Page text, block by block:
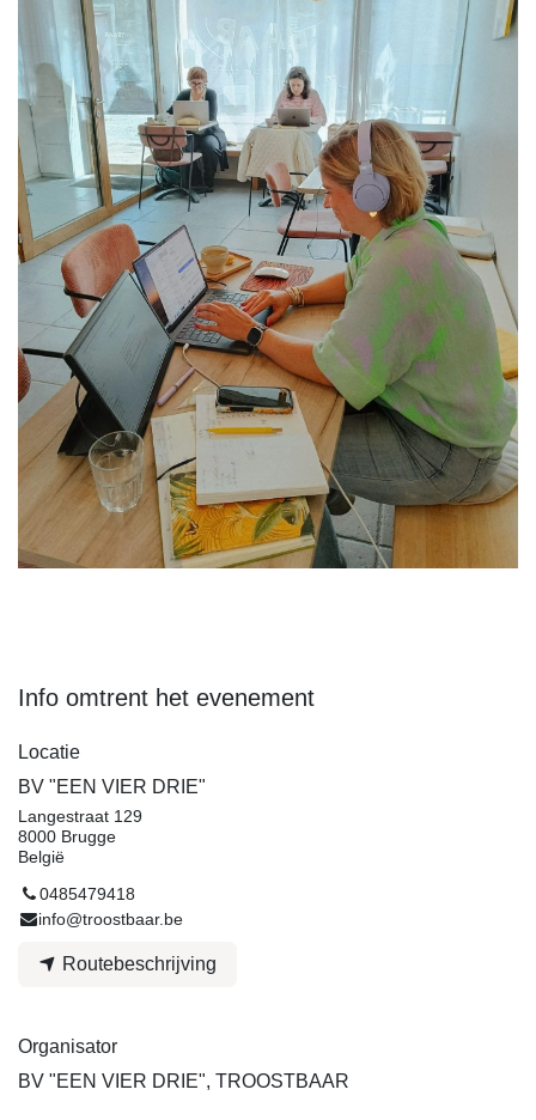
Info omtrent het evenement
Locatie
BV "EEN VIER DRIE"
Langestraat 129
8000 Brugge
België
0485479418
info@troostbaar.be
Routebeschrijving
Organisator
BV "EEN VIER DRIE", TROOSTBAAR